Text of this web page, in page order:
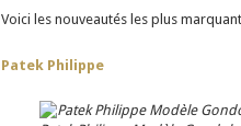
Voici les nouveautés les plus
Patek Philippe